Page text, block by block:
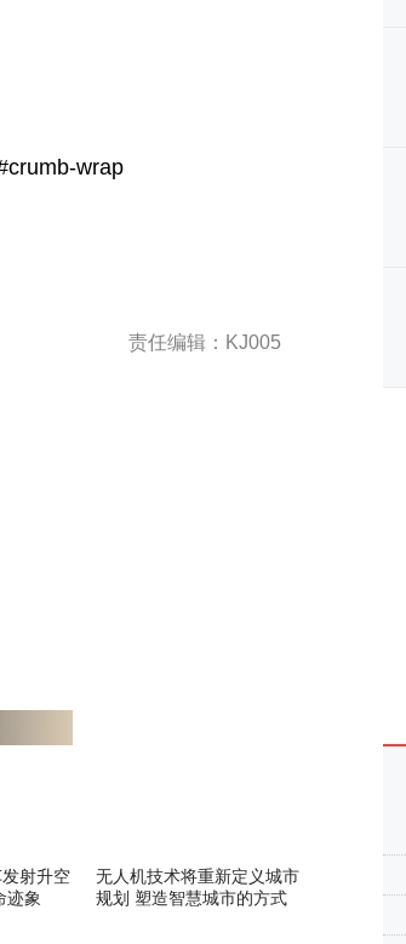
wrap
责任编辑：KJ005
发射升空
迹象
无人机技术将重新定义城市
规划 塑造智慧城市的方式